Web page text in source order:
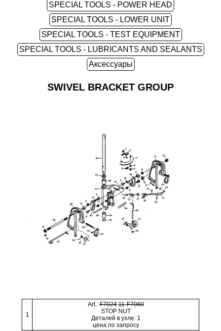
SPECIAL TOOLS - POWER HEAD
SPECIAL TOOLS - LOWER UNIT
SPECIAL TOOLS - TEST EQUIPMENT
SPECIAL TOOLS - LUBRICANTS AND SEALANTS
Аксессуары
SWIVEL BRACKET GROUP
1
Art.:F7024 11-F7060
STOP NUT
Деталей в узле: 1
цена по запросу